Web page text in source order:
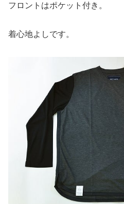
フロントはポケット付き。
着心地よしです。